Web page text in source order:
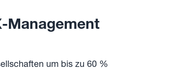
Management
um bis zu 60 %